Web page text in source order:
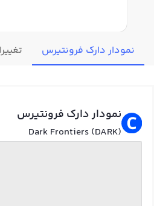
نمودار دارک فرونتیرس
نمودار دارک فرونتیرس
Dark Frontiers (DARK)